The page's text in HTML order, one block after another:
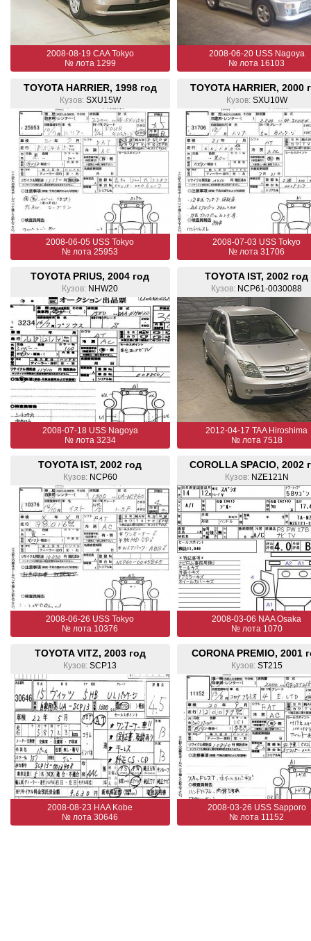
2008-08-19 CAA Tokyo
№ лота 1299
2008-06-20 USS Nagoya
№ лота 16103
TOYOTA HARRIER, 1998 год
Кузов: SXU15W
2008-06-05 USS Tokyo
№ лота 25953
TOYOTA HARRIER, 2000
Кузов: SXU10W
2008-07-03 USS Tokyo
№ лота 31706
TOYOTA PRIUS, 2004 год
Кузов: NHW20
2008-07-18 USS Nagoya
№ лота 3234
TOYOTA IST, 2002 год
Кузов: NCP61-0030088
2012-04-17 TAA Hiroshima
№ лота 7518
TOYOTA IST, 2002 год
Кузов: NCP60
2008-06-26 USS Tokyo
№ лота 10376
COROLLA SPACIO, 2002
Кузов: NZE121N
2008-03-06 NAA Osaka
№ лота 1070
TOYOTA VITZ, 2003 год
Кузов: SCP13
2008-08-23 HAA Kobe
№ лота 30646
CORONA PREMIO, 2001
Кузов: ST215
2008-03-26 USS Sapporo
№ лота 11152